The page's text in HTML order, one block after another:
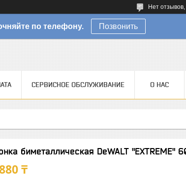
Нет отзывов,
по телефону. Позвонить
СЕРВИСНОЕ ОБСЛУЖИВАНИЕ О НАС
биметаллическая DeWALT "EXTREME"
₸